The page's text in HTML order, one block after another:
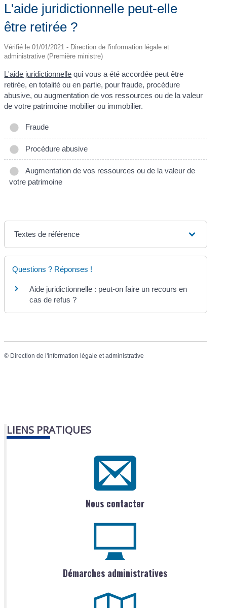
L'aide juridictionnelle peut-elle
être retirée ?
Vérifié le 01/01/2021 - Direction de l'information légale et
administrative (Première ministre)
L'aide juridictionnelle qui vous a été accordée peut être
retirée, en totalité ou en partie, pour fraude, procédure
abusive, ou augmentation de vos ressources ou de la valeur
de votre patrimoine mobilier ou immobilier.
Fraude
Procédure abusive
Augmentation de vos ressources ou de la valeur de
votre patrimoine
Textes de référence
Questions ? Réponses !
Aide juridictionnelle : peut-on faire un recours en
cas de refus ?
© Direction de l'information légale et administrative
LIENS PRATIQUES
Nous contacter
Démarches administratives